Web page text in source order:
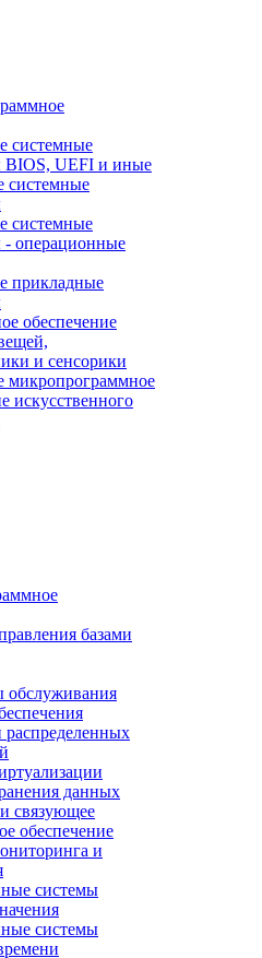
системные
BIOS, UEFI и иные
системные
системные
операционные
прикладные
обеспечение
и сенсорики
микропрограммное
искусственного
базами
распределенных
данных
связующее
обеспечение
и
системы
системы